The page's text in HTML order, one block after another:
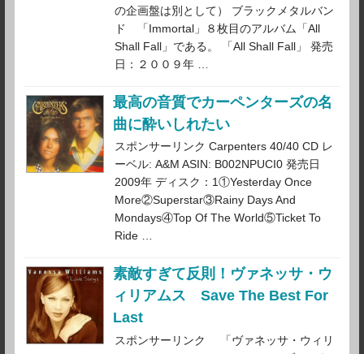
の企画盤は別として） ブラックメタルバン
ド 「Immortal」８枚目のアルバム「All
Shall Fall」である。 「All Shall Fall」 発売
日：２００９年 …
最高の音質でカーペンターズの名
曲に酔いしれたい
スポンサーリンク Carpenters 40/40 CD レ
ーベル: A&M ASIN: B002NPUCI0 発売日
2009年 ディスク：1①Yesterday Once
More②Superstar③Rainy Days And
Mondays④Top Of The World⑤Ticket To
Ride …
素敵すぎて反則！ヴァネッサ・ウ
ィリアムス Save The Best For
Last
スポンサーリンク 「ヴァネッサ・ウィリ